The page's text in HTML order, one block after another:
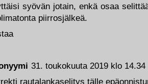
31. toukokuuta 2019 klo 14.34
rautalankaselitys tälle
syövän jotain, enkä osaa
piirrosjälkeä.